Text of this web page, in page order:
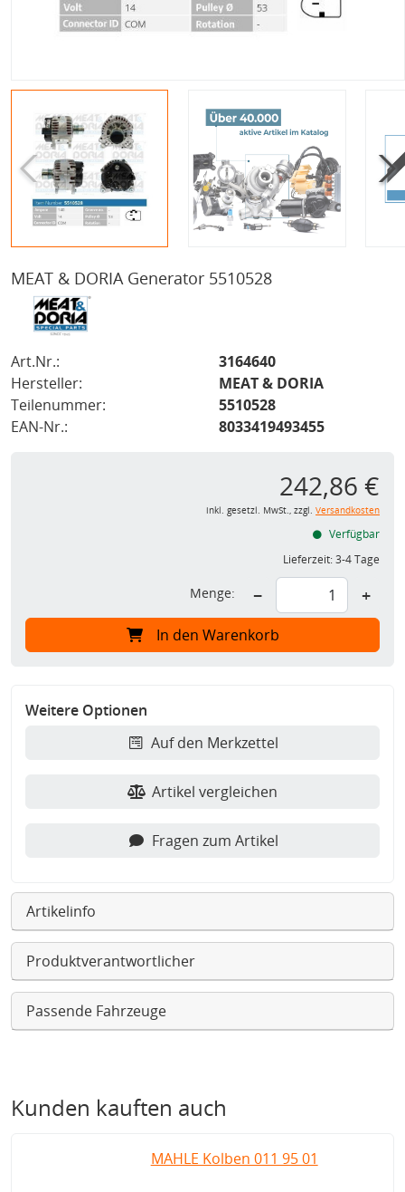
MEAT & DORIA Generator 5510528
Art.Nr.:
3164640
Hersteller:
MEAT & DORIA
Teilenummer:
5510528
EAN-Nr.:
8033419493455
242,86 €
inkl. gesetzl. MwSt., zzgl. Versandkosten
Verfügbar
Lieferzeit:3-4 Tage
Menge: − +
In den Warenkorb
Weitere Optionen
Auf den Merkzettel
Artikel vergleichen
Fragen zum Artikel
Artikelinfo
Produktverantwortlicher
Passende Fahrzeuge
Kunden kauften auch
MAHLE Kolben 011 95 01